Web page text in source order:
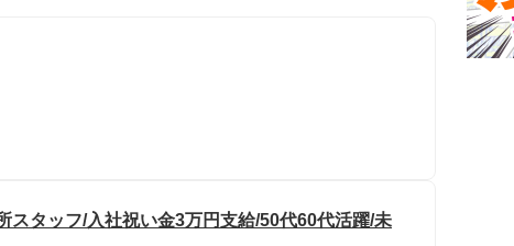
スタッフ/入社祝い金3万円支給/50代60代活躍/未